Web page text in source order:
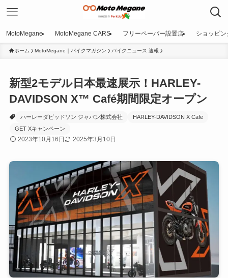
MotoMegane MotoMegane CARS フリーペーパー設置店 ショッピン
ホーム MotoMegane｜バイクマガジン バイクニュース 速報
新型2モデル日本最速展示！HARLEY-
DAVIDSON X™ Café期間限定オープン
ハーレーダビッドソン ジャパン株式会社
HARLEY-DAVIDSON X Cafe
GET Xキャンペーン
2023年10月16日 2025年3月10日